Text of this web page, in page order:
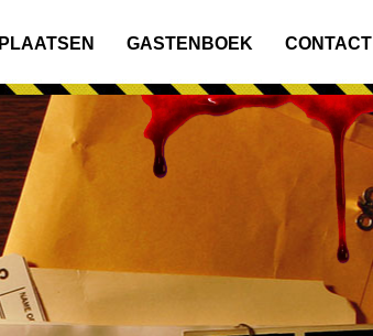
PLAATSEN GASTENBOEK CONTACT